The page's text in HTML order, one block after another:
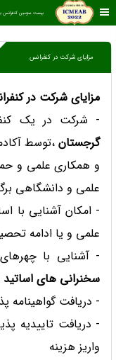
بیست سومین کنفرانس
مزایای شرکت در کنفرانس
مزایای شرکت در
- شرکت در یک
گرجستان ،توسط
و همکاری علمی و
علمی و دانشگاهی
- امکان آشنایی با
علمی و یا ادامه
- آشنایی با
سخنرانی های
- دریافت گواهینامه
- دریافت تاییدیه
واریز هزینه